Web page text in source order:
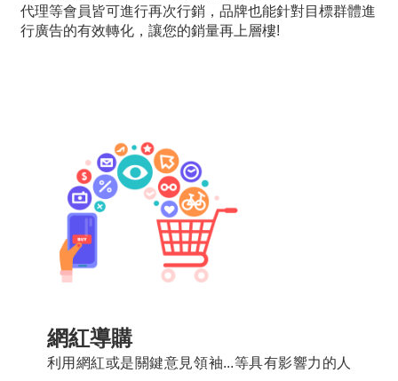
代理等會員皆可進行再次行銷，品牌也能針對目標群體進
行廣告的有效轉化，讓您的銷量再上層樓!
網紅導購
利用網紅或是關鍵意見領袖...等具有影響力的人